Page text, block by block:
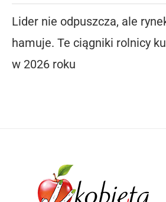
Lider nie odpuszcza, ale
hamuje. Te ciągniki rolnicy
w 2026 roku